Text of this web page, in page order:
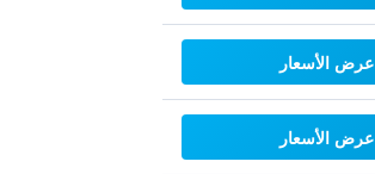
عرض الأسعار
عرض الأسعار